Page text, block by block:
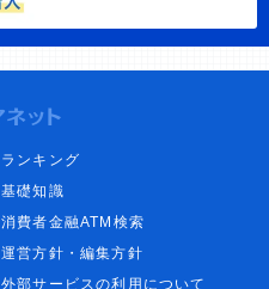
ランキング
基礎知識
消費者金融ATM検索
運営方針・編集方針
外部サービスの利用について